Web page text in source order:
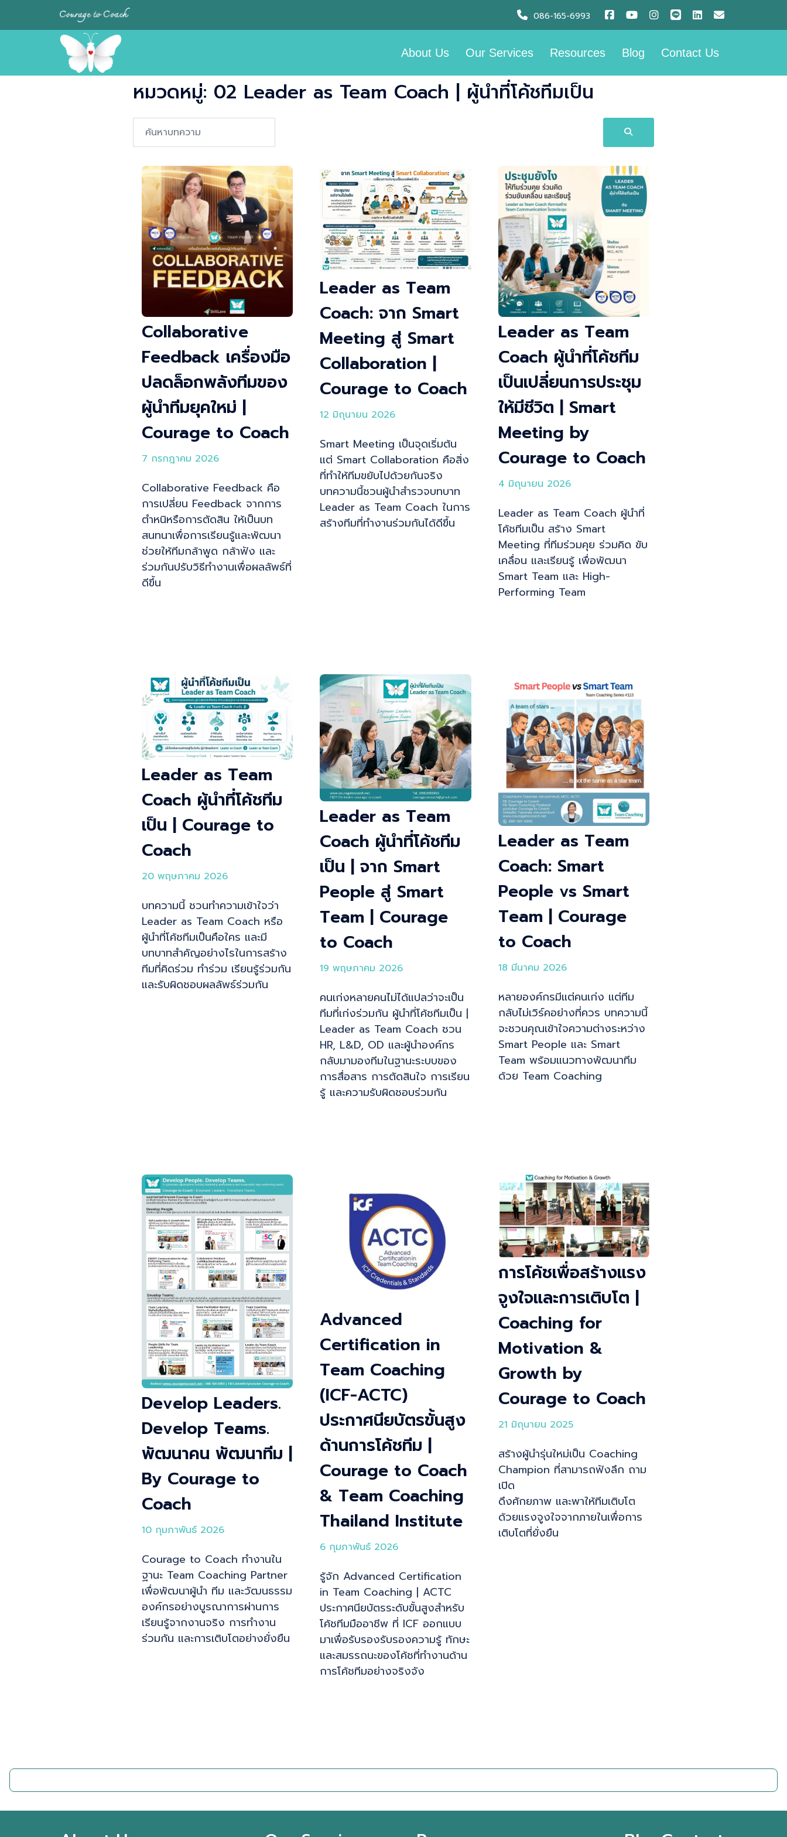
086-165-6993
About Us Our Services Resources Blog Contact Us
หมวดหมู่: 02 Leader as Team Coach | ผู้นำที่โค้ชทีมเป็น​
Search…
Collaborative
Feedback เครื่องมือ
ปลดล็อกพลังทีมของ
ผู้นำทีมยุคใหม่ |
Courage to Coach
7 กรกฎาคม 2026
Collaborative Feedback คือ
การเปลี่ยน Feedback จากการ
ตำหนิหรือการตัดสิน ให้เป็นบท
สนทนาเพื่อการเรียนรู้และพัฒนา
ช่วยให้ทีมกล้าพูด กล้าฟัง และ
ร่วมกันปรับวิธีทำงานเพื่อผลลัพธ์ที่
ดีขึ้น
Leader as Team
Coach: จาก Smart
Meeting สู่ Smart
Collaboration |
Courage to Coach
12 มิถุนายน 2026
Smart Meeting เป็นจุดเริ่มต้น
แต่ Smart Collaboration คือสิ่ง
ที่ทำให้ทีมขยับไปด้วยกันจริง
บทความนี้ชวนผู้นำสำรวจบทบาท
Leader as Team Coach ในการ
สร้างทีมที่ทำงานร่วมกันได้ดีขึ้น
Leader as Team
Coach ผู้นำที่โค้ชทีม
เป็นเปลี่ยนการประชุม
ให้มีชีวิต | Smart
Meeting by
Courage to Coach
4 มิถุนายน 2026
Leader as Team Coach ผู้นำที่
โค้ชทีมเป็น สร้าง Smart
Meeting ที่ทีมร่วมคุย ร่วมคิด ขับ
เคลื่อน และเรียนรู้ เพื่อพัฒนา
Smart Team และ High-
Performing Team
Leader as Team
Coach ผู้นำที่โค้ชทีม
เป็น | Courage to
Coach
20 พฤษภาคม 2026
บทความนี้ ชวนทำความเข้าใจว่า
Leader as Team Coach หรือ
ผู้นำที่โค้ชทีมเป็นคือใคร และมี
บทบาทสำคัญอย่างไรในการสร้าง
ทีมที่คิดร่วม ทำร่วม เรียนรู้ร่วมกัน
และรับผิดชอบผลลัพธ์ร่วมกัน
Leader as Team
Coach ผู้นำที่โค้ชทีม
เป็น | จาก Smart
People สู่ Smart
Team | Courage
to Coach
19 พฤษภาคม 2026
คนเก่งหลายคนไม่ได้แปลว่าจะเป็น
ทีมที่เก่งร่วมกัน ผู้นำที่โค้ชทีมเป็น |
Leader as Team Coach ชวน
HR, L&D, OD และผู้นำองค์กร
กลับมามองทีมในฐานะระบบของ
การสื่อสาร การตัดสินใจ การเรียน
รู้ และความรับผิดชอบร่วมกัน
Leader as Team
Coach: Smart
People vs Smart
Team | Courage
to Coach
18 มีนาคม 2026
หลายองค์กรมีแต่คนเก่ง แต่ทีม
กลับไม่เวิร์คอย่างที่ควร บทความนี้
จะชวนคุณเข้าใจความต่างระหว่าง
Smart People และ Smart
Team พร้อมแนวทางพัฒนาทีม
ด้วย Team Coaching
Develop Leaders.
Develop Teams.
พัฒนาคน พัฒนาทีม |
By Courage to
Coach
10 กุมภาพันธ์ 2026
Courage to Coach ทำงานใน
ฐานะ Team Coaching Partner
เพื่อพัฒนาผู้นำ ทีม และวัฒนธรรม
องค์กรอย่างบูรณาการผ่านการ
เรียนรู้จากงานจริง การทำงาน
ร่วมกัน และการเติบโตอย่างยั่งยืน
Advanced
Certification in
Team Coaching
(ICF-ACTC)
ประกาศนียบัตรขั้นสูง
ด้านการโค้ชทีม |
Courage to Coach
& Team Coaching
Thailand Institute
6 กุมภาพันธ์ 2026
รู้จัก Advanced Certification
in Team Coaching | ACTC
ประกาศนียบัตรระดับขั้นสูงสำหรับ
โค้ชทีมมืออาชีพ ที่ ICF ออกแบบ
มาเพื่อรับรองรับรองความรู้ ทักษะ
และสมรรถนะของโค้ชที่ทำงานด้าน
การโค้ชทีมอย่างจริงจัง
การโค้ชเพื่อสร้างแรง
จูงใจและการเติบโต |
Coaching for
Motivation &
Growth by
Courage to Coach
21 มิถุนายน 2025
สร้างผู้นำรุ่นใหม่เป็น Coaching
Champion ที่สามารถฟังลึก ถาม
เปิด
ดึงศักยภาพ และพาให้ทีมเติบโต
ด้วยแรงจูงใจจากภายในเพื่อการ
เติบโตที่ยั่งยืน